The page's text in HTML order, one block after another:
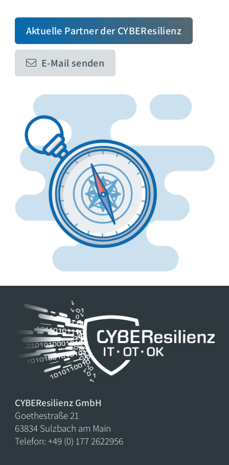
Aktuelle Partner der CYBEResilienz
E-Mail senden
CYBEResilienz GmbH
Goethestraße 21
63834 Sulzbach am Main
Telefon: +49 (0) 177 2622956